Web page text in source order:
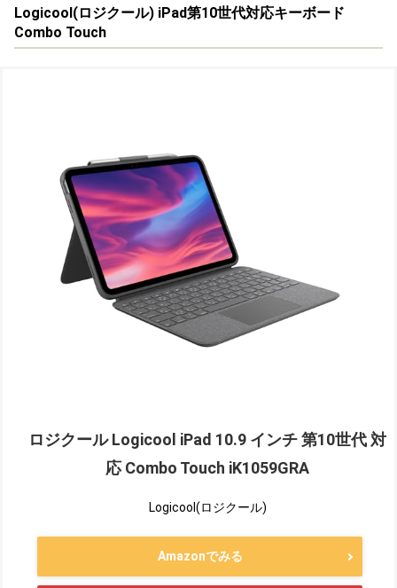
Logicool(ロジクール) iPad第10世代対応キーボード
Combo Touch
ロジクール Logicool iPad 10.9 インチ 第10世代 対
応 Combo Touch iK1059GRA
Logicool(ロジクール)
Amazonでみる